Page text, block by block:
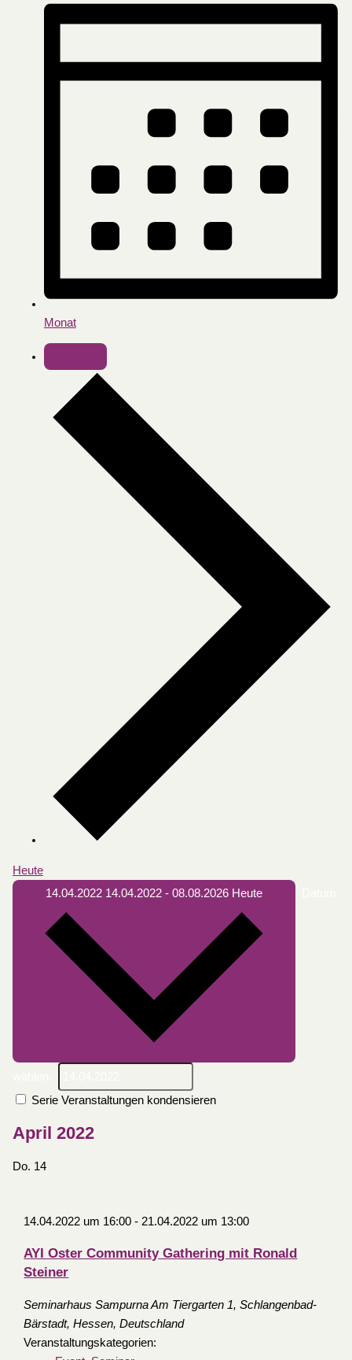
Monat
Heute
14.04.2022 14.04.2022 - 08.08.2026 Heute
Serie Veranstaltungen kondensieren
April 2022
Do. 14
14.04.2022 um 16:00 - 21.04.2022 um 13:00
AYI Oster Community Gathering mit Ronald
Steiner
Seminarhaus SampurnaAm Tiergarten 1, Schlangenbad-
Bärstadt, Hessen, Deutschland
Veranstaltungskategorien: